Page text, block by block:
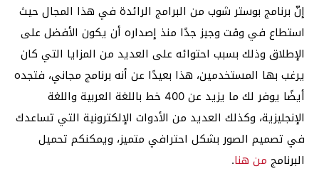
إنّ برنامج بوستر شوب من البرامج الرائدة في هذا المجال حيث
استطاع في وقت وجيز جدًا منذ إصداره أن يكون الأفضل على
الإطلاق وذلك بسبب احتوائه على العديد من المزايا التي كان
يرغب بها المستخدمين، هذا بعيدًا عن أنه برنامج مجاني، فتجده
أيضًا يوفر لك ما يزيد عن 400 خط باللغة العربية واللغة
الإنجليزية، وكذلك العديد من الأدوات الإلكترونية التي تساعدك
في تصميم الصور بشكل احترافي متميز، ويمكنكم تحميل
البرنامج من هنا.